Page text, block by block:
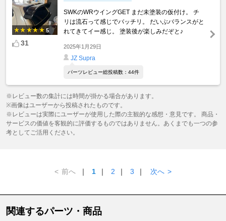
5
31
SWKのWRウイングGET まだ未塗装の仮付け。 チ
リは流石って感じでバッチリ。 だいぶバランスがと
れてきてイー感じ。 塗装後が楽しみだぞと♪
2025年1月29日
JZ Supra
パーツレビュー総投稿数：44件
※レビュー数の集計には時間が掛かる場合があります。
※画像はユーザーから投稿されたものです。
※レビューは実際にユーザーが使用した際の主観的な感想・意見です。 商品・
サービスの価値を客観的に評価するものではありません。あくまでも一つの参
考としてご活用ください。
< 前へ ｜ 1 ｜ 2 ｜ 3 ｜ 次へ >
関連するパーツ・商品